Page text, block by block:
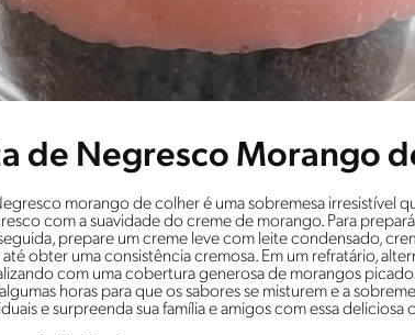
de Negresco Morango
morango de colher é uma sobremesa irresistível
com a suavidade do creme de morango. Para
prepare um creme leve com leite condensado,
obter uma consistência cremosa. Em um refratário,
com uma cobertura generosa de morangos
horas para que os sabores se misturem e a
e surpreenda sua família e amigos com essa deliciosa